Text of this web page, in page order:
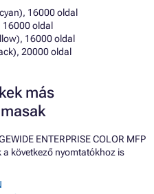
16000 oldal
16000 oldal
16000 oldal
20000 oldal
más
ENTERPRISE COLOR MFP
következő nyomtatókhoz is